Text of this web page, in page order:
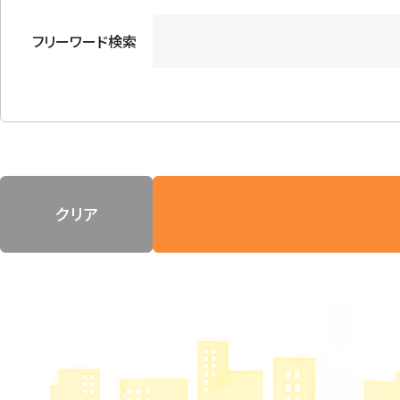
フリーワード検索
クリア